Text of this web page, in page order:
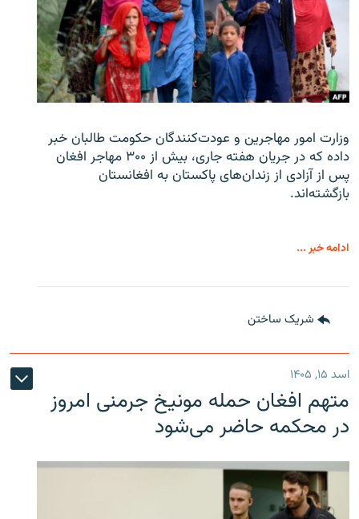
وزارت امور مهاجرین و عودت‌کنندگان حکومت طالبان خبر
داده که در جریان هفته جاری، بیش از ۳۰۰ مهاجر افغان
پس از آزادی از زندان‌های پاکستان به افغانستان
بازگشته‌اند.
ادامه خبر ...
شریک ساختن
اسد ۱۵, ۱۴۰۵
متهم افغان حمله مونیخ جرمنی امروز
در محکمه حاضر می‌شود